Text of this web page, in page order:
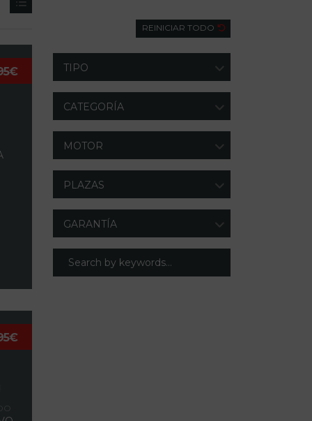
REINICIAR TODO
TIPO
CATEGORÍA
MOTOR
PLAZAS
GARANTÍA